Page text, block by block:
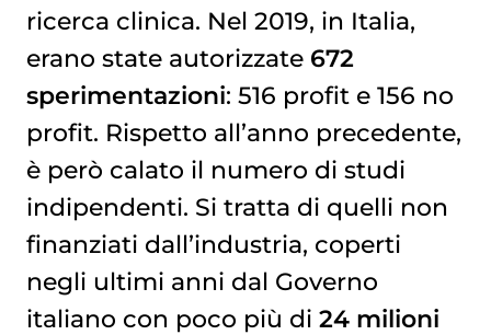
ricerca clinica. Nel 2019, in Italia,
erano state autorizzate672
sperimentazioni: 516 profit e 156 no
profit. Rispetto all’anno precedente,
è però calato il numero di studi
indipendenti. Si tratta di quelli non
finanziati dall’industria, coperti
negli ultimi anni dal Governo
italiano con poco più di 24 milioni